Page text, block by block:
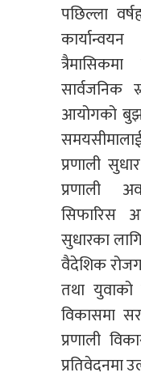
पछिल्ला
सार्वजनिक
आयोगको
प्रणाली
प्रणाली
सिफारिस
सुधारका
वैदेशिक
तथा
विकासमा
प्रणाली
प्रतिवेदनमा